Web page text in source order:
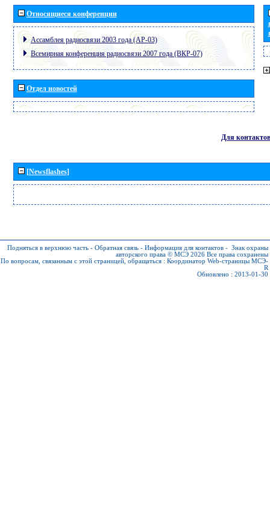
Относящиеся конференции
Ассамблея радиосвязи 2003 года (АР-03)
Всемирная конференция радиосвязи 2007 года (ВКР-07)
Отдел новостей
Для контактов
[Newsflashes]
Подняться в верхнюю часть - Обратная связь - Информация для контактов - Знак охраны
авторского права © МСЭ 2026 Все права сохранены
По вопросам, связанным с этой страницей, обращаться : Координатор Web-страницы МСЭ-
R
Обновлено : 2013-01-30